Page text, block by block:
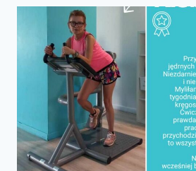
PAŹDZIERNIK